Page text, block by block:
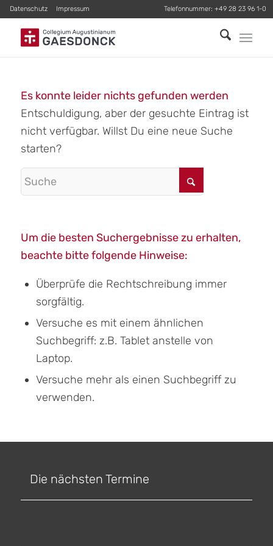
Datenschutz Impressum Telefonnummer: +49 28 23 96 1-0
Es konnte leider nichts gefunden werden
Entschuldigung, aber der gesuchte Eintrag ist
nicht verfügbar. Willst Du eine neue Suche
starten?
Um die besten Suchergebnisse zu erhalten,
beachte bitte folgende Hinweise:
Überprüfe die Rechtschreibung immer
sorgfältig.
Versuche es mit einem ähnlichen
Suchbegriff: z.B. Tablet anstelle von
Laptop.
Versuche mehr als einen Suchbegriff zu
verwenden.
Die nächsten Termine